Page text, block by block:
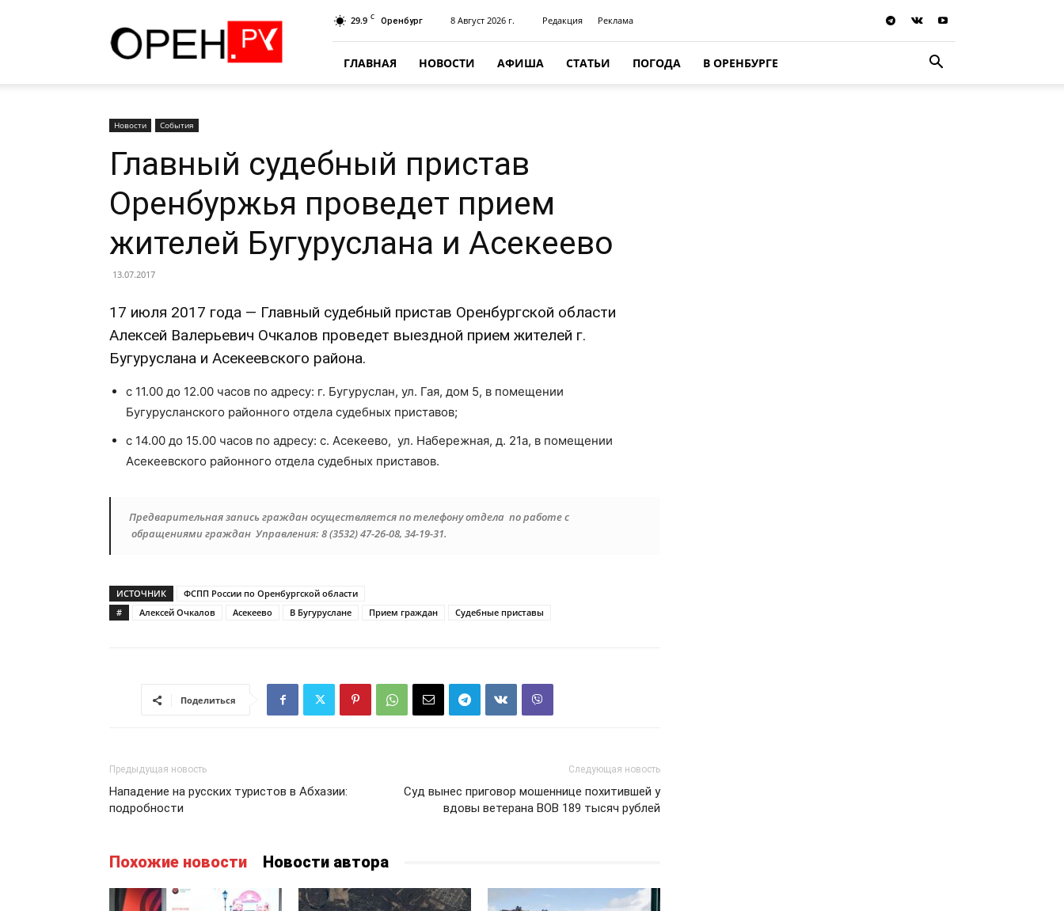
29.9 C Оренбург 8 Август 2026 г. Редакция Реклама
ГЛАВНАЯ НОВОСТИ АФИША СТАТЬИ ПОГОДА В ОРЕНБУРГЕ
Новости События
Главный судебный пристав
Оренбуржья проведет прием
жителей Бугуруслана и Асекеево
13.07.2017
17 июля 2017 года — Главный судебный пристав Оренбургской области
Алексей Валерьевич Очкалов проведет выездной прием жителей г.
Бугуруслана и Асекеевского района.
с 11.00 до 12.00 часов по адресу: г. Бугуруслан, ул. Гая, дом 5, в помещении
Бугурусланского районного отдела судебных приставов;
с 14.00 до 15.00 часов по адресу: с. Асекеево, ул. Набережная, д. 21а, в помещении
Асекеевского районного отдела судебных приставов.
Предварительная запись граждан осуществляется по телефону отдела по работе с
обращениями граждан Управления: 8 (3532) 47-26-08, 34-19-31.
ИСТОЧНИК
ФСПП России по Оренбургской области
#
Алексей Очкалов Асекеево В Бугуруслане Прием граждан Судебные приставы
Поделиться
Предыдущая новость
Нападение на русских туристов в Абхазии:
подробности
Следующая новость
Суд вынес приговор мошеннице похитившей у
вдовы ветерана ВОВ 189 тысяч рублей
Похожие новости Новости автора